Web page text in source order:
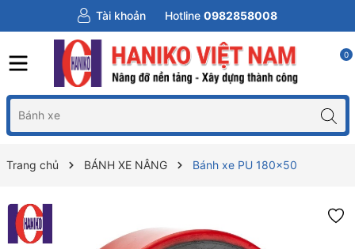
Tài khoản Hotline 0982858008
0
Trang chủ BÁNH XE NÂNG Bánh xe PU 180x50